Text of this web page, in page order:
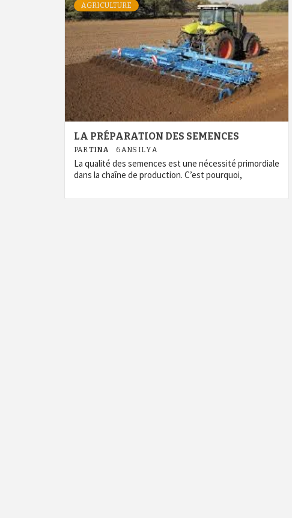
AGRICULTURE
LA PRÉPARATION DES SEMENCES
PARTINA 6 ANS IL Y A
La qualité des semences est une nécessité primordiale
dans la chaîne de production. C’est pourquoi,